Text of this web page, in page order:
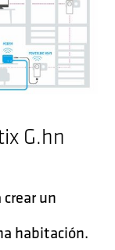
G.hn
un
habitación.